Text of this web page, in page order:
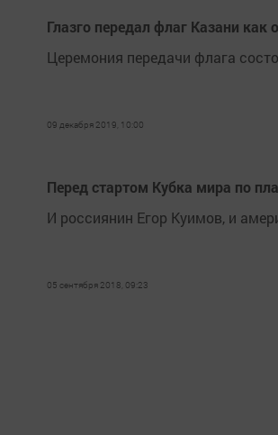
Глазго передал флаг Казани
Церемония передачи флага
09 декабря 2019, 10:00
Перед стартом Кубка мира по
И россиянин Егор Куимов, и
05 сентября 2018, 09:23